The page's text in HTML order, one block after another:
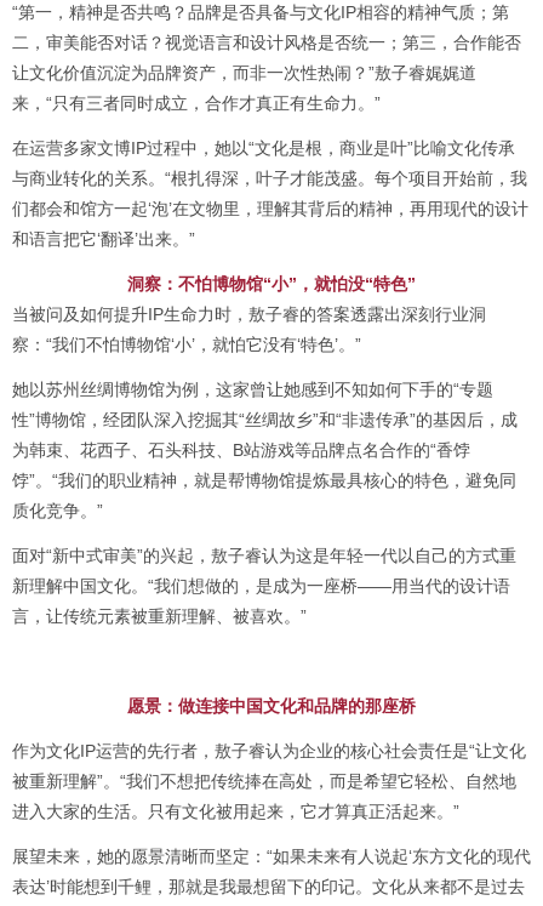
“第一，精神是否共鸣？品牌是否具备与文化IP相容的精神气质；第
二，审美能否对话？视觉语言和设计风格是否统一；第三，合作能否
让文化价值沉淀为品牌资产，而非一次性热闹？”敖子睿娓娓道
来，“只有三者同时成立，合作才真正有生命力。”
在运营多家文博IP过程中，她以“文化是根，商业是叶”比喻文化传承
与商业转化的关系。“根扎得深，叶子才能茂盛。每个项目开始前，我
们都会和馆方一起‘泡’在文物里，理解其背后的精神，再用现代的设计
和语言把它‘翻译’出来。”
洞察：不怕博物馆“小”，就怕没“特色”
当被问及如何提升IP生命力时，敖子睿的答案透露出深刻行业洞
察：“我们不怕博物馆‘小’，就怕它没有‘特色’。”
她以苏州丝绸博物馆为例，这家曾让她感到不知如何下手的“专题
性”博物馆，经团队深入挖掘其“丝绸故乡”和“非遗传承”的基因后，成
为韩束、花西子、石头科技、B站游戏等品牌点名合作的“香饽
饽”。“我们的职业精神，就是帮博物馆提炼最具核心的特色，避免同
质化竞争。”
面对“新中式审美”的兴起，敖子睿认为这是年轻一代以自己的方式重
新理解中国文化。“我们想做的，是成为一座桥——用当代的设计语
言，让传统元素被重新理解、被喜欢。”
愿景：做连接中国文化和品牌的那座桥
作为文化IP运营的先行者，敖子睿认为企业的核心社会责任是“让文化
被重新理解”。“我们不想把传统捧在高处，而是希望它轻松、自然地
进入大家的生活。只有文化被用起来，它才算真正活起来。”
展望未来，她的愿景清晰而坚定：“如果未来有人说起‘东方文化的现代
表达’时能想到千鲤，那就是我最想留下的印记。文化从来都不是过去